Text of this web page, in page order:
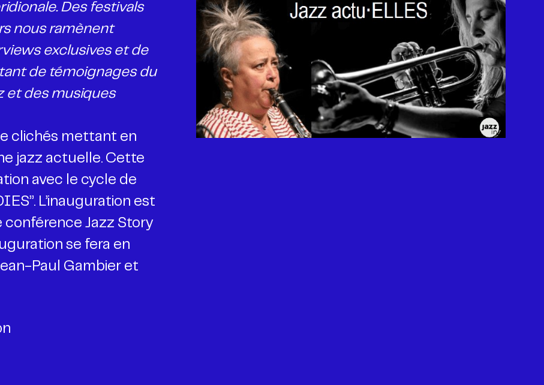
Des festivals
nous ramènent
exclusives et de
de témoignages du
et des musiques
clichés mettant en
jazz actuelle. Cette
avec le cycle de
L’inauguration est
conférence Jazz Story
se fera en
Paul Gambier et